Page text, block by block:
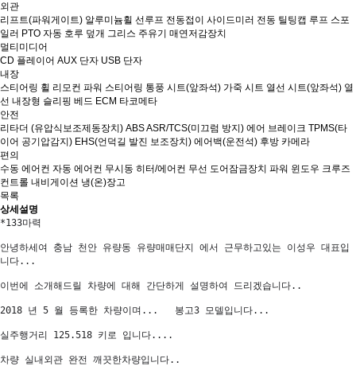
외관
리프트(파워게이트) 알루미늄휠 선루프 전동접이 사이드미러 전동 틸팅캡 루프 스포
일러 PTO 자동 호루 덮개 그리스 주유기 매연저감장치
멀티미디어
CD 플레이어 AUX 단자 USB 단자
내장
스티어링 휠 리모컨 파워 스티어링 통풍 시트(앞좌석) 가죽 시트 열선 시트(앞좌석) 열
선 내장형 슬리핑 베드 ECM 타코메타
안전
리타더 (유압식보조제동장치) ABSASR/TCS(미끄럼 방지) 에어 브레이크 TPMS(타
이어 공기압감지) EHS(언덕길 발진 보조장치) 에어백(운전석) 후방 카메라
편의
수동 에어컨 자동 에어컨 무시동 히터/에어컨 무선 도어잠금장치 파워 윈도우 크루즈
컨트롤 내비게이션 냉(온)장고
목록
상세설명
*133마력
안녕하세여 충남 천안 유량동 유량매매단지 에서 근무하고있는 이성우 대표입
니다...
이번에 소개해드릴 차량에 대해 간단하게 설명하여 드리겠습니다..
2018 년 5 월 등록한 차량이며...   봉고3 모델입니다...
실주행거리 125.518 키로 입니다....
차량 실내외관 완전 깨끗한차량입니다..